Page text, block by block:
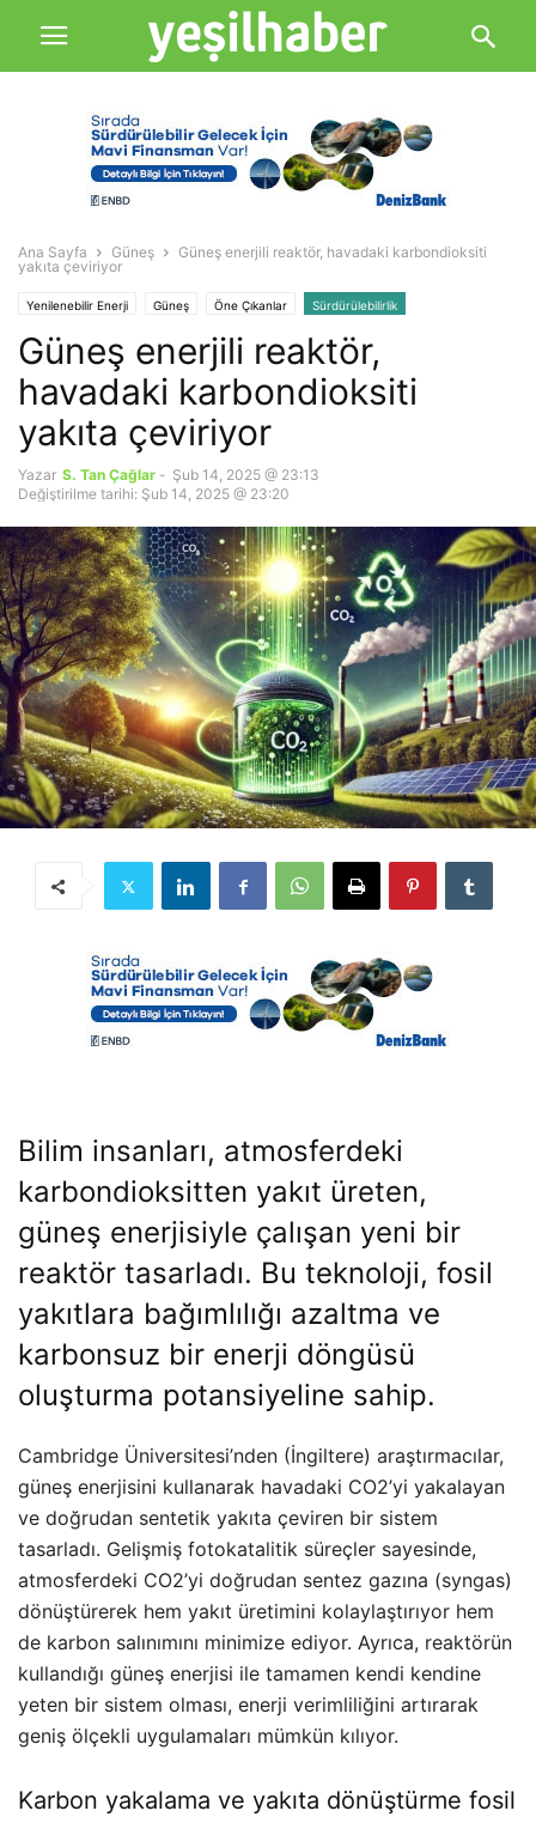
Ana Sayfa Güneş
Güneş enerjili reaktör, havadaki karbondioksiti
yakıta çeviriyor
Yenilenebilir Enerji Güneş Öne Çıkanlar Sürdürülebilirlik
Güneş enerjili reaktör,
havadaki karbondioksiti
yakıta çeviriyor
Yazar S. Tan Çağlar - Şub 14, 2025 @ 23:13
Değiştirilme tarihi: Şub 14, 2025 @ 23:20
Bilim insanları, atmosferdeki
karbondioksitten yakıt üreten,
güneş enerjisiyle çalışan yeni bir
reaktör tasarladı. Bu teknoloji, fosil
yakıtlara bağımlılığı azaltma ve
karbonsuz bir enerji döngüsü
oluşturma potansiyeline sahip.
Cambridge Üniversitesi’nden (İngiltere) araştırmacılar,
güneş enerjisini kullanarak havadaki CO2’yi yakalayan
ve doğrudan sentetik yakıta çeviren bir sistem
tasarladı. Gelişmiş fotokatalitik süreçler sayesinde,
atmosferdeki CO2’yi doğrudan sentez gazına (syngas)
dönüştürerek hem yakıt üretimini kolaylaştırıyor hem
de karbon salınımını minimize ediyor. Ayrıca, reaktörün
kullandığı güneş enerjisi ile tamamen kendi kendine
yeten bir sistem olması, enerji verimliliğini artırarak
geniş ölçekli uygulamaları mümkün kılıyor.
Karbon yakalama ve yakıta dönüştürme fosil